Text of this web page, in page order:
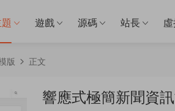
遊戲 源碼 站長
版 正文
響應式極簡新聞資